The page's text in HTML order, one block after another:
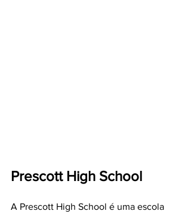
Prescott High School
A Prescott High School é uma escola